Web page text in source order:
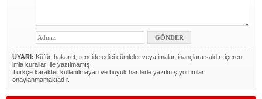
UYARI: Küfür, hakaret, rencide edici cümleler veya imalar, inançlara saldırı içeren,
imla kuralları ile yazılmamış,
Türkçe karakter kullanılmayan ve büyük harflerle yazılmış yorumlar
onaylanmamaktadır.